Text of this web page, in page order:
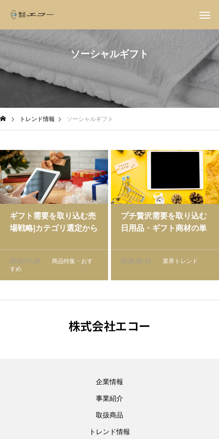
ソーシャルギフト
トレンド情報 ソーシャルギフト
ギフト需要を取り込む売
場戦略|カテゴリ選定から
2026.07.26
商品特集・おす
すめ
プチ贅沢需要を取り込む
日用品・ギフト商材の単
タ付き】
2026.06.12 業界トレンド
株式会社エコー
企業情報
事業紹介
取扱商品
トレンド情報